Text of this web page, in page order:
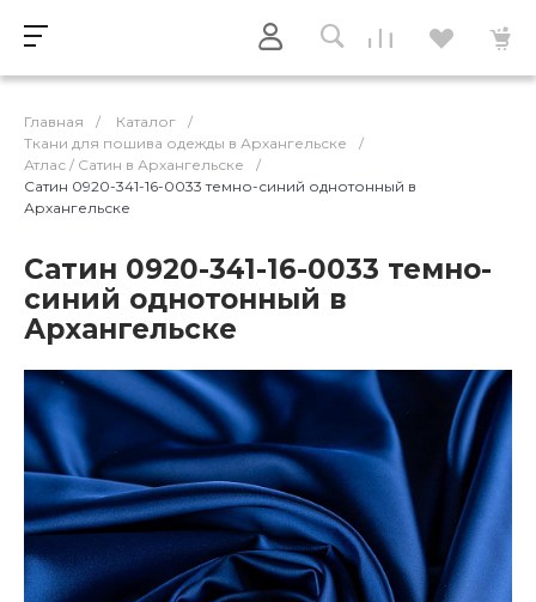
Главная / Каталог
/
Ткани для пошива одежды в Архангельске
/
Атлас / Cатин в Архангельске
/
Сатин 0920-341-16-0033 темно-синий однотонный в
Архангельске
Сатин 0920-341-16-0033 темно-
синий однотонный в
Архангельске